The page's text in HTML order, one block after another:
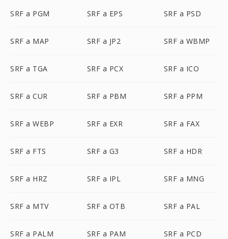
SRF a PGM SRF a EPS SRF a PSD
SRF a MAP SRF a JP2 SRF a WBMP
SRF a TGA SRF a PCX SRF a ICO
SRF a CUR SRF a PBM SRF a PPM
SRF a WEBP SRF a EXR SRF a FAX
SRF a FTS SRF a G3 SRF a HDR
SRF a HRZ SRF a IPL SRF a MNG
SRF a MTV SRF a OTB SRF a PAL
SRF a PALM SRF a PAM SRF a PCD